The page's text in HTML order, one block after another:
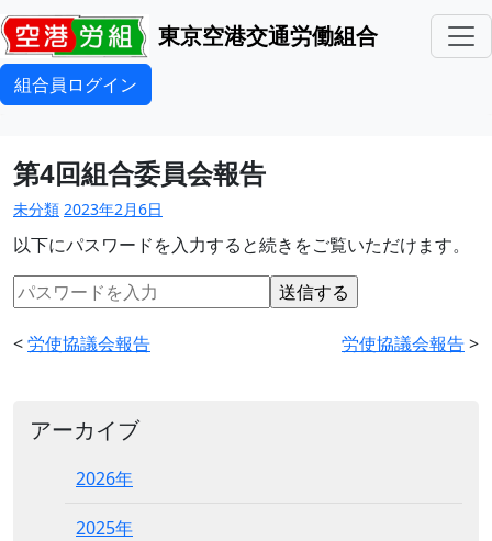
東京空港交通労働組合
組合員ログイン
アーカイブ
2026年
2025年
第4回組合委員会報告
未分類 2023年2月6日
以下にパスワードを入力すると続きをご覧いただけます。
<労使協議会報告 労使協議会報告>